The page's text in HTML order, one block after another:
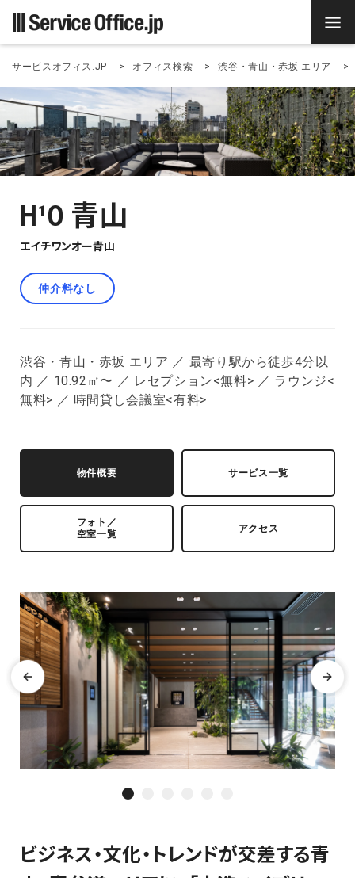
サービスオフィス.JP オフィス検索 渋谷・青山・赤坂 エリア
H¹O 青山
エイチワンオー青山
仲介料なし
渋谷・青山・赤坂 エリア ／ 最寄り駅から徒歩4分以
内 ／ 10.92㎡〜 ／ レセプション<無料> ／ ラウンジ<
無料> ／ 時間貸し会議室<有料>
物件概要 サービス一覧
フォト／
空室一覧
アクセス
ビジネス・文化・トレンドが交差する青